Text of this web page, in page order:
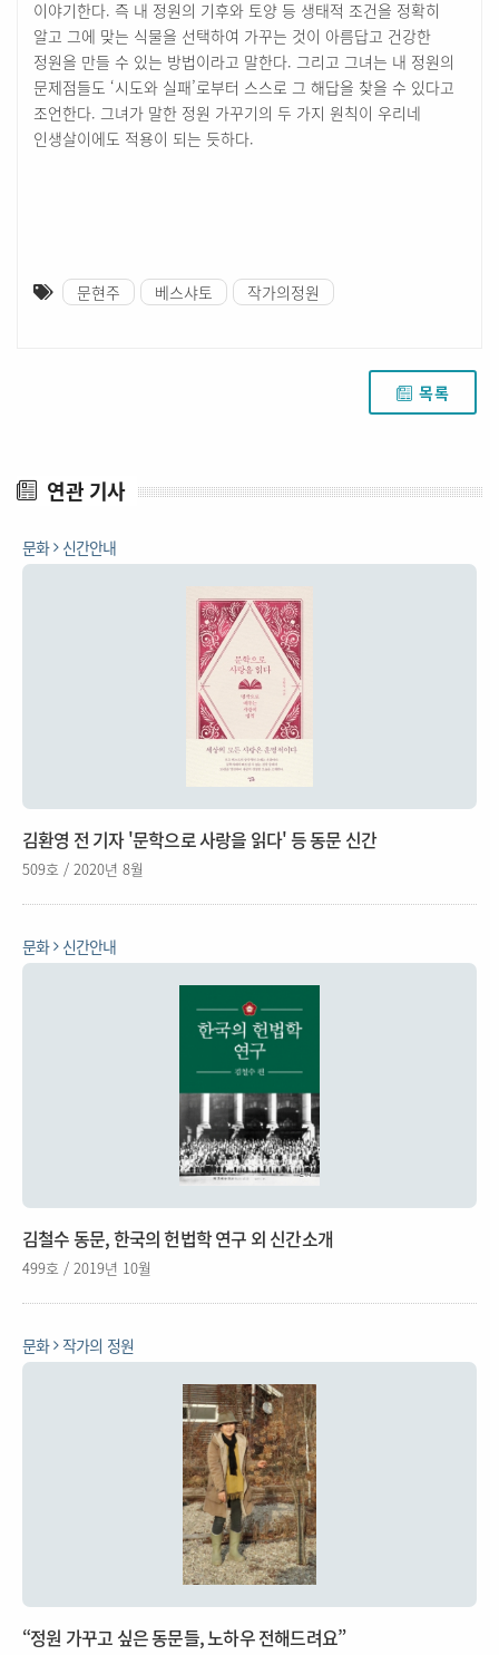
이야기한다. 즉 내 정원의 기후와 토양 등 생태적 조건을 정확히
알고 그에 맞는 식물을 선택하여 가꾸는 것이 아름답고 건강한
정원을 만들 수 있는 방법이라고 말한다. 그리고 그녀는 내 정원의
문제점들도 ‘시도와 실패’로부터 스스로 그 해답을 찾을 수 있다고
조언한다. 그녀가 말한 정원 가꾸기의 두 가지 원칙이 우리네
인생살이에도 적용이 되는 듯하다.
문현주 베스샤토 작가의정원
목록
연관 기사
문화 신간안내
김환영 전 기자 '문학으로 사랑을 읽다' 등 동문 신간
509호 / 2020년 8월
문화 신간안내
김철수 동문, 한국의 헌법학 연구 외 신간소개
499호 / 2019년 10월
문화 작가의 정원
“정원 가꾸고 싶은 동문들, 노하우 전해드려요”